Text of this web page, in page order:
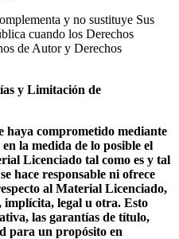
y no sustituye Sus
cuando los Derechos
de Autor y Derechos
y Limitación de
haya comprometido mediante
la medida de lo posible el
Licenciado tal como es y tal
hace responsable ni ofrece
al Material Licenciado,
implícita, legal u otra. Esto
las garantías de título,
para un propósito en